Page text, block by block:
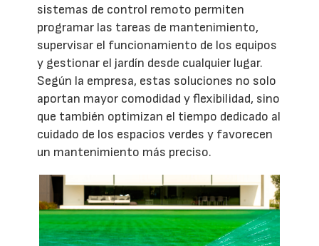
sistemas de control remoto permiten
programar las tareas de mantenimiento,
supervisar el funcionamiento de los equipos
y gestionar el jardín desde cualquier lugar.
Según la empresa, estas soluciones no solo
aportan mayor comodidad y flexibilidad, sino
que también optimizan el tiempo dedicado al
cuidado de los espacios verdes y favorecen
un mantenimiento más preciso.